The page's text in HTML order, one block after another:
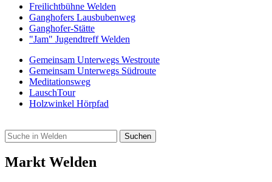
Freilicht­bühne Welden
Ganghofers Lausbubenweg
Ganghofer-Stätte
"Jam" Jugendtreff Welden
Gemeinsam Unterwegs Westroute
Gemeinsam Unterwegs Südroute
Meditationsweg
LauschTour
Holzwinkel Hörpfad
Markt Welden